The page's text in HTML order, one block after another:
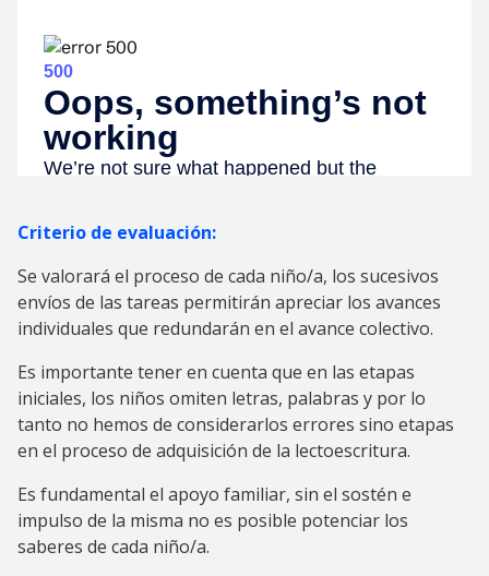
Criterio de evaluación:
Se valorará el proceso de cada niño/a, los sucesivos
envíos de las tareas permitirán apreciar los avances
individuales que redundarán en el avance colectivo.
Es importante tener en cuenta que en las etapas
iniciales, los niños omiten letras, palabras y por lo
tanto no hemos de considerarlos errores sino etapas
en el proceso de adquisición de la lectoescritura.
Es fundamental el apoyo familiar, sin el sostén e
impulso de la misma no es posible potenciar los
saberes de cada niño/a.